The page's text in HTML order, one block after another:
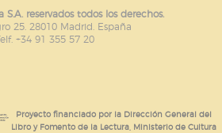
S.A. reservados todos los derechos.
25. 28010 Madrid. España
Telf. +34 91 355 57 20
Proyecto financiado por la Dirección General del
Libro y Fomento de la Lectura, Ministerio de Cultura